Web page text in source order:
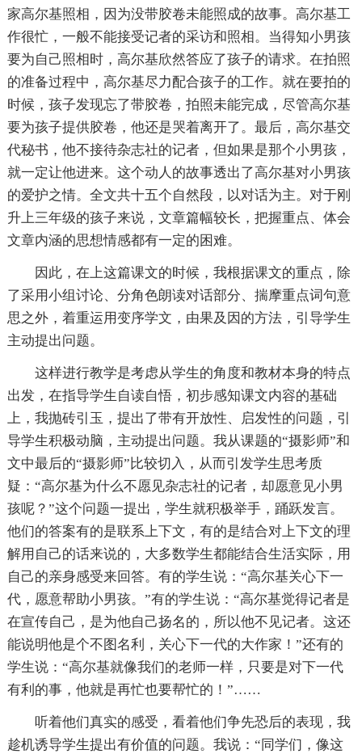
家高尔基照相，因为没带胶卷未能照成的故事。高尔基工
作很忙，一般不能接受记者的采访和照相。当得知小男孩
要为自己照相时，高尔基欣然答应了孩子的请求。在拍照
的准备过程中，高尔基尽力配合孩子的工作。就在要拍的
时候，孩子发现忘了带胶卷，拍照未能完成，尽管高尔基
要为孩子提供胶卷，他还是哭着离开了。最后，高尔基交
代秘书，他不接待杂志社的记者，但如果是那个小男孩，
就一定让他进来。这个动人的故事透出了高尔基对小男孩
的爱护之情。全文共十五个自然段，以对话为主。对于刚
升上三年级的孩子来说，文章篇幅较长，把握重点、体会
文章内涵的思想情感都有一定的困难。
因此，在上这篇课文的时候，我根据课文的重点，除
了采用小组讨论、分角色朗读对话部分、揣摩重点词句意
思之外，着重运用变序学文，由果及因的方法，引导学生
主动提出问题。
这样进行教学是考虑从学生的角度和教材本身的特点
出发，在指导学生自读自悟，初步感知课文内容的基础
上，我抛砖引玉，提出了带有开放性、启发性的问题，引
导学生积极动脑，主动提出问题。我从课题的“摄影师”和
文中最后的“摄影师”比较切入，从而引发学生思考质
疑：“高尔基为什么不愿见杂志社的记者，却愿意见小男
孩呢？”这个问题一提出，学生就积极举手，踊跃发言。
他们的答案有的是联系上下文，有的是结合对上下文的理
解用自己的话来说的，大多数学生都能结合生活实际，用
自己的亲身感受来回答。有的学生说：“高尔基关心下一
代，愿意帮助小男孩。”有的学生说：“高尔基觉得记者是
在宣传自己，是为他自己扬名的，所以他不见记者。这还
能说明他是个不图名利，关心下一代的大作家！”还有的
学生说：“高尔基就像我们的老师一样，只要是对下一代
有利的事，他就是再忙也要帮忙的！”……
听着他们真实的感受，看着他们争先恐后的表现，我
趁机诱导学生提出有价值的问题。我说：“同学们，像这